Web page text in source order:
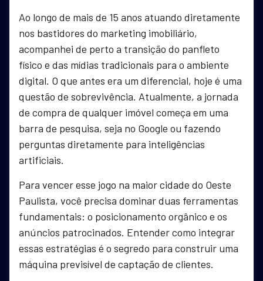
Ao longo de mais de 15 anos atuando diretamente
nos bastidores do marketing imobiliário,
acompanhei de perto a transição do panfleto
físico e das mídias tradicionais para o ambiente
digital. O que antes era um diferencial, hoje é uma
questão de sobrevivência. Atualmente, a jornada
de compra de qualquer imóvel começa em uma
barra de pesquisa, seja no Google ou fazendo
perguntas diretamente para inteligências
artificiais.
Para vencer esse jogo na maior cidade do Oeste
Paulista, você precisa dominar duas ferramentas
fundamentais: o posicionamento orgânico e os
anúncios patrocinados. Entender como integrar
essas estratégias é o segredo para construir uma
máquina previsível de captação de clientes.